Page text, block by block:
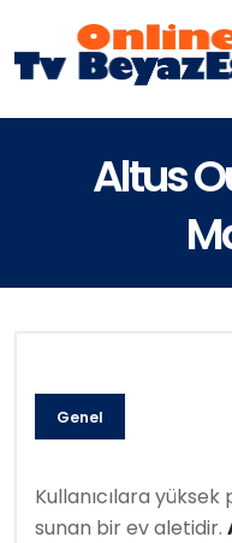
Altus
Genel
Kullanıcılara
sunan bir ev aletidir.